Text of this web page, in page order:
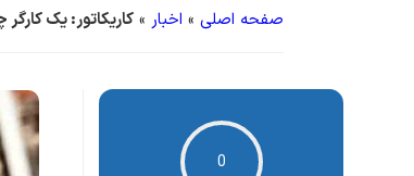
صفحه اصلی » اخبار » کاریکاتور: یک
0